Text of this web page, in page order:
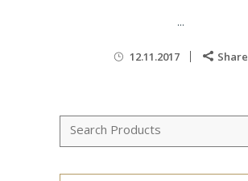
...
12.11.2017 Share